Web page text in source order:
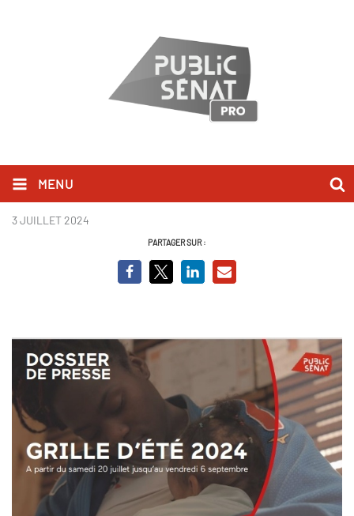
MENU
première page 2.jpeg
3 JUILLET 2024
PARTAGER SUR :